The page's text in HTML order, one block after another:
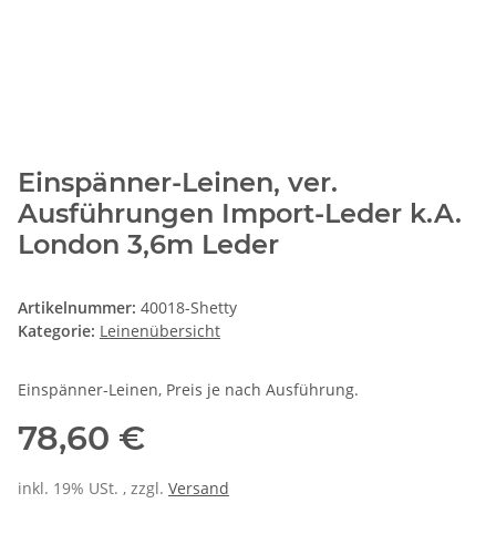
Einspänner-Leinen, ver.
Ausführungen Import-Leder k.A.
London 3,6m Leder
Artikelnummer: 40018-Shetty
Kategorie: Leinenübersicht
Einspänner-Leinen, Preis je nach Ausführung.
78,60 €
inkl. 19% USt. , zzgl. Versand